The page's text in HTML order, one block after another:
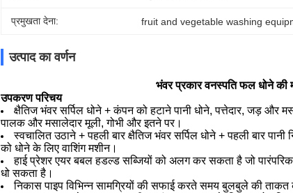
प्रमुखता देना: fruit and vegetable washing
उत्पाद का वर्णन
भंवर प्रकार वनस्पति फल धोने
उपकरण परिचय
क्षैतिज भंवर सर्पिल धोने + कंपन को हटाने पानी धोने, पत्तेदार, जड़
पालक और मसालेदार मूली, गोभी और इतने पर।
स्वचालित उठाने + पहली बार क्षैतिज भंवर सर्पिल धोने + पहली बार
को धोने के लिए वाशिंग मशीन।
हाई प्रेशर एयर बबल हडल्ड सब्जियों को अलग कर सकता है जो
धो सकता है।
निकास पाइप विभिन्न सामग्रियों की सफाई करते समय बुलबुले की